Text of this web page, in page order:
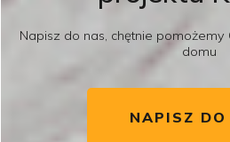
Napisz do nas, chętnie
domu
NAPISZ DO